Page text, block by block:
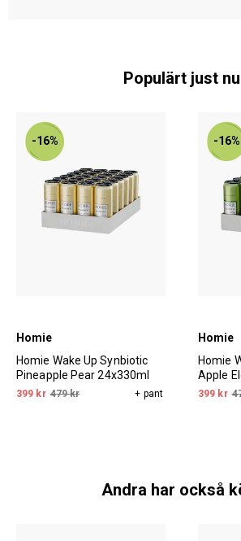
Populärt just nu
-16%
Homie
Homie Wake Up Synbiotic
Pineapple Pear 24x330ml
399 kr 479 kr + pant
-16%
Homie
Homie
Apple
399 kr
Andra har också